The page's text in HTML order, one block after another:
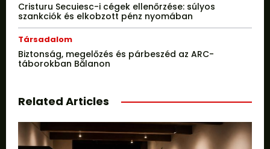
Cristuru Secuiesc-i cégek ellenőrzése: súlyos
szankciók és elkobzott pénz nyomában
Társadalom
Biztonság, megelőzés és párbeszéd az ARC-
táborokban Bălanon
Related Articles